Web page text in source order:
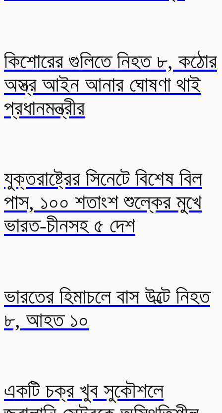
কিশোরের গুলিতে নিহত ৮, কঠোর
অস্ত্র আইন আনার ঘোষণা থাই
প্রধানমন্ত্রীর
যুক্তরাষ্ট্রের সিনেটে বিশেষ বিল
পাস, ১০০ শতাংশ শুল্কের মুখে
ভারত-চীনসহ ৫ দেশ
ভারতের হিমাচলে বাস উল্টে নিহত
৮, আহত ১০
একটি চক্র খুব সুকৌশলে